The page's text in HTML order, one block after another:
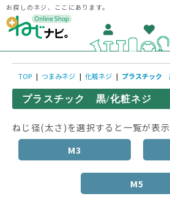
お探しのネジ、ここにあります。
TOP | つまみネジ | 化粧ネジ | プラスチック
プラスチック 黒/化粧ネジ
ねじ径(太さ)を選択すると一覧が表示
M3
M5